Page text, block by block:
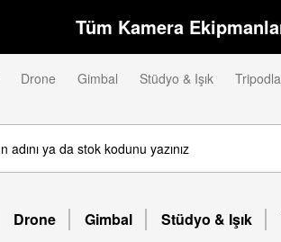
Tüm Kamera
Drone Gimbal Stüdyo & Işık
Drone Gimbal Stüdyo & Işık